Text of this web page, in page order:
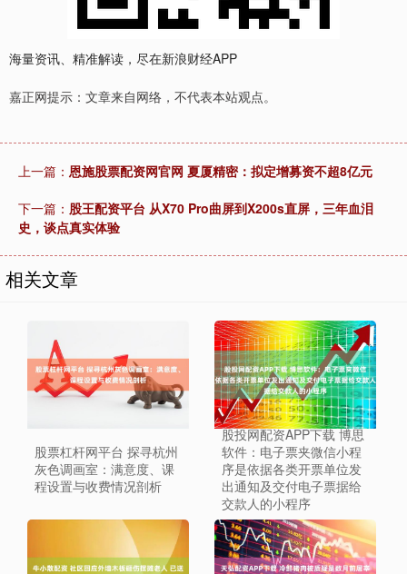
海量资讯、精准解读，尽在新浪财经APP
嘉正网提示：文章来自网络，不代表本站观点。
上一篇： 恩施股票配资网官网 夏厦精密：拟定增募资不超8亿元
下一篇： 股王配资平台 从X70 Pro曲屏到X200s直屏，三年血泪
史，谈点真实体验
相关文章
股票杠杆网平台 探寻杭州
灰色调画室：满意度、课
程设置与收费情况剖析
股投网配资APP下载 博思
软件：电子票夹微信小程
序是依据各类开票单位发
出通知及交付电子票据给
交款人的小程序